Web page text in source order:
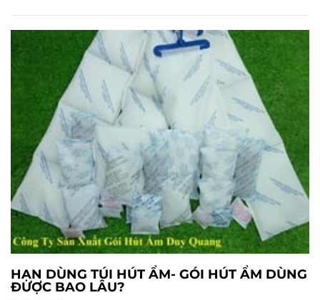
HẠN DÙNG TÚI HÚT ẨM- GÓI HÚT ẨM DÙNG
ĐƯỢC BAO LÂU?